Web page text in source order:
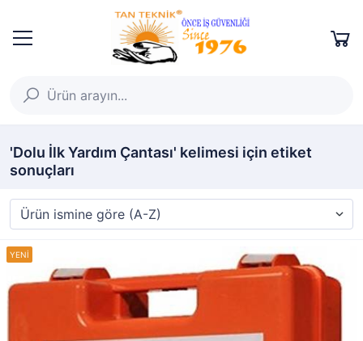
'Dolu İlk Yardım Çantası' kelimesi için etiket
sonuçları